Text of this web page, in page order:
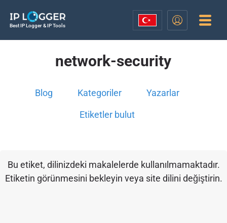
Best IP Logger & IP Tools
network-security
Blog Kategoriler Yazarlar
Etiketler bulut